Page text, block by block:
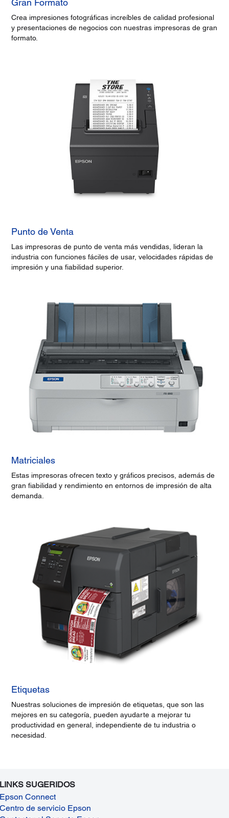
Gran Formato
Crea impresiones fotográficas increíbles de calidad profesional
y presentaciones de negocios con nuestras impresoras de gran
formato.
Punto de Venta
Las impresoras de punto de venta más vendidas, lideran la
industria con funciones fáciles de usar, velocidades rápidas de
impresión y una fiabilidad superior.
Matriciales
Estas impresoras ofrecen texto y gráficos precisos, además de
gran fiabilidad y rendimiento en entornos de impresión de alta
demanda.
Etiquetas
Nuestras soluciones de impresión de etiquetas, que son las
mejores en su categoría, pueden ayudarte a mejorar tu
productividad en general, independiente de tu industria o
necesidad.
LINKS SUGERIDOS
Epson Connect
Centro de servicio Epson